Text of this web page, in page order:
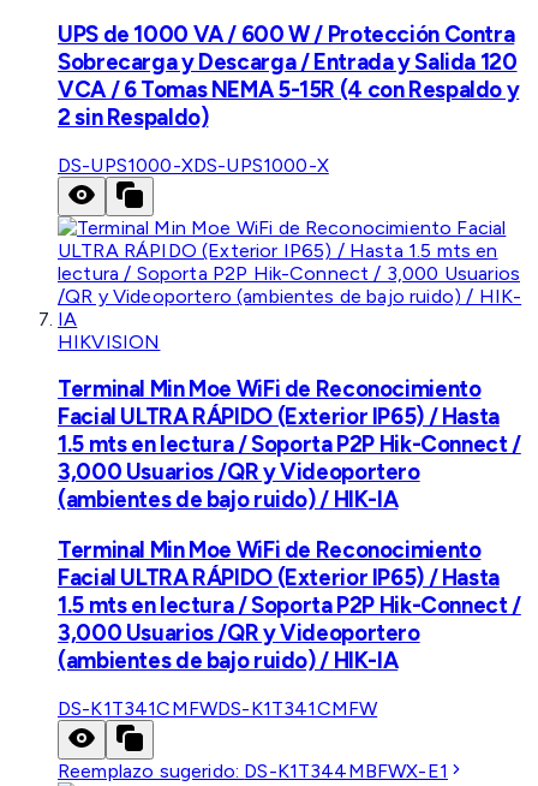
UPS de 1000 VA / 600 W / Protección Contra
Sobrecarga y Descarga / Entrada y Salida 120
VCA / 6 Tomas NEMA 5-15R (4 con Respaldo y
2 sin Respaldo)
DS-UPS1000-XDS-UPS1000-X
HIKVISION
Terminal Min Moe WiFi de Reconocimiento
Facial ULTRA RÁPIDO (Exterior IP65) / Hasta
1.5 mts en lectura / Soporta P2P Hik-Connect /
3,000 Usuarios /QR y Videoportero
(ambientes de bajo ruido) / HIK-IA
Terminal Min Moe WiFi de Reconocimiento
Facial ULTRA RÁPIDO (Exterior IP65) / Hasta
1.5 mts en lectura / Soporta P2P Hik-Connect /
3,000 Usuarios /QR y Videoportero
(ambientes de bajo ruido) / HIK-IA
DS-K1T341CMFWDS-K1T341CMFW
Reemplazo sugerido: DS-K1T344MBFWX-E1